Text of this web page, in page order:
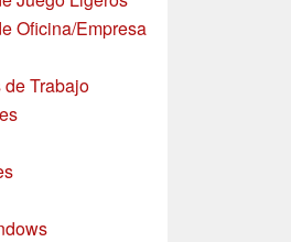
Oficina/Empresa
Trabajo